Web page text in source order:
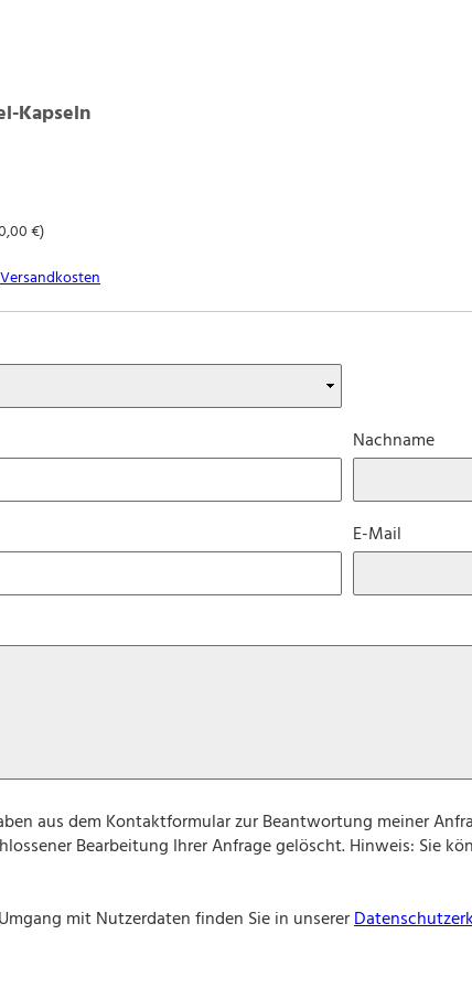
Kapseln
€)
Versandkosten
Nachname
E-Mail
aus dem Kontaktformular zur Beantwortung meiner
Bearbeitung Ihrer Anfrage gelöscht. Hinweis: Sie
mit Nutzerdaten finden Sie in unserer